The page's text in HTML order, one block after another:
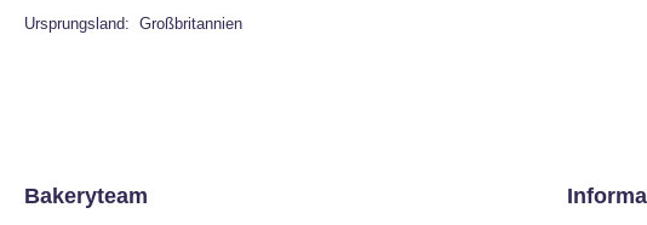
Ursprungsland: Großbritannien
Bakeryteam